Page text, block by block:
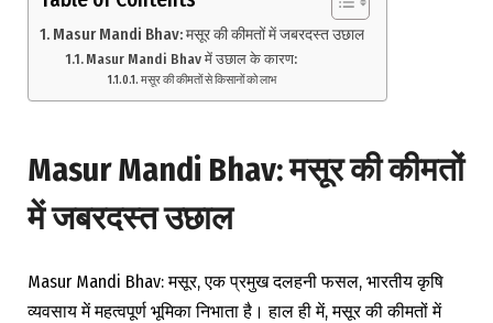
Masur Mandi Bhav: मसूर की कीमतों में जबरदस्त उछाल
Masur Mandi Bhav में उछाल के कारण:
मसूर की कीमतों से किसानों को लाभ
Masur Mandi Bhav:मसूरकीकीमतों
मेंजबरदस्तउछाल
Masur Mandi Bhav: मसूर, एक प्रमुख दलहनी फसल, भारतीय कृषि
व्यवसाय में महत्वपूर्ण भूमिका निभाता है। हाल ही में, मसूर की कीमतों में